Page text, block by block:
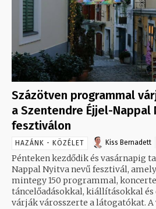
Százötven programmal
a Szentendre Éjjel-Nappal
fesztiválon
HAZÁNK - KÖZÉLET Kiss Bernadett
Pénteken kezdődik és vasárnapig
Nappal Nyitva nevű fesztivál,
mintegy 150 programmal,
táncelőadásokkal, kiállításokkal
várják